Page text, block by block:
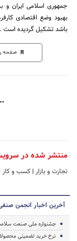
جمهوری اسلامی ایران
بهبود وضع اقتصادی
باشد تشکیل گردیده است .
صفحه
منتشر شده در
تجارت و بازار | کسب و کار
آخرین اخبار انجمن
جشنواره ملی صنعت
نرخ خرید تضمینی